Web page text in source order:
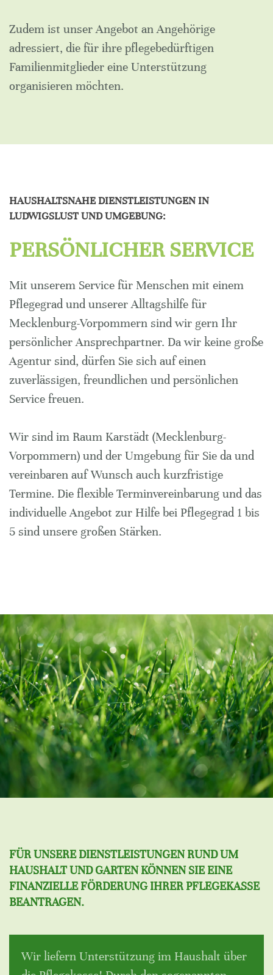
Zudem ist unser Angebot an Angehörige
adressiert, die für ihre pflegebedürftigen
Familienmitglieder eine Unterstützung
organisieren möchten.
HAUSHALTSNAHE DIENSTLEISTUNGEN IN
LUDWIGSLUST UND UMGEBUNG:
PERSÖNLICHER SERVICE
Mit unserem Service für Menschen mit einem
Pflegegrad und unserer Alltagshilfe für
Mecklenburg-Vorpommern sind wir gern Ihr
persönlicher Ansprechpartner. Da wir keine große
Agentur sind, dürfen Sie sich auf einen
zuverlässigen, freundlichen und persönlichen
Service freuen.
Wir sind im Raum Karstädt (Mecklenburg-
Vorpommern) und der Umgebung für Sie da und
vereinbaren auf Wunsch auch kurzfristige
Termine. Die flexible Terminvereinbarung und das
individuelle Angebot zur Hilfe bei Pflegegrad 1 bis
5 sind unsere großen Stärken.
FÜR UNSERE DIENSTLEISTUNGEN RUND UM
HAUSHALT UND GARTEN KÖNNEN SIE EINE
FINANZIELLE FÖRDERUNG IHRER PFLEGEKASSE
BEANTRAGEN.
Wir liefern Unterstützung im Haushalt über